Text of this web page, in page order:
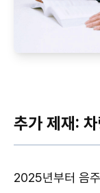
추가 제재:
2025년부터 음